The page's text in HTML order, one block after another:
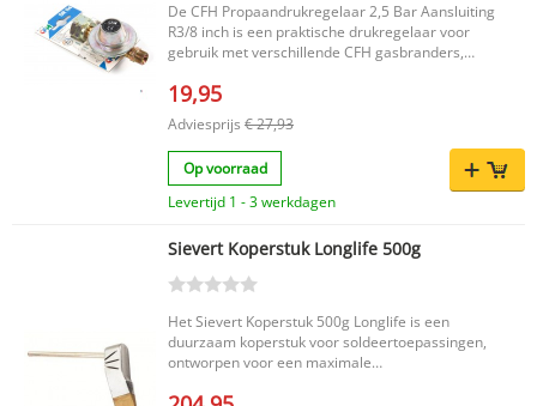
De CFH Propaandrukregelaar 2,5 Bar Aansluiting
R3/8 inch is een praktische drukregelaar voor
gebruik met verschillende CFH gasbranders,
en GT8000. Deze propaan drukregelaar is
zorgt voor de juiste werkdruk bij compatibele
toepassingen. Belangrijkste voordelen Geschikt
voor CFH gasbranders zoals ST500, ST1000,
PZ6000 en GT8000 Te gebruiken met 5, 11 en 33
kg propaanflessen Zorgt voor de benodigde druk
Productkenmerken Merk: CFH Type:
propaandrukregelaar Druk: 2,5 bar Aansluiting:
R3/8 inch EAN: 4001845521145 Deze CFH
propaandrukregelaar is een passende keuze
wanneer je een betrouwbare aansluiting en
juiste drukverdeling zoekt voor compatibele
propaan toepassingen.
19,95
Adviesprijs € 27,93
Op voorraad
Levertijd 1 - 3 werkdagen
Sievert Koperstuk Longlife 500g
Het Sievert Koperstuk 500g Longlife is een
duurzaam koperstuk voor soldeertoepassingen,
ontworpen voor een maximale